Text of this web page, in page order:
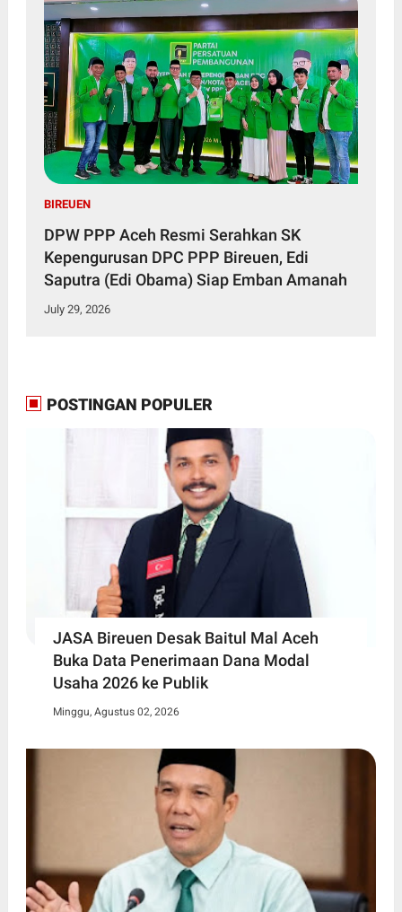
BIREUEN
DPW PPP Aceh Resmi Serahkan SK
Kepengurusan DPC PPP Bireuen, Edi
Saputra (Edi Obama) Siap Emban Amanah
July 29, 2026
POSTINGAN POPULER
JASA Bireuen Desak Baitul Mal Aceh
Buka Data Penerimaan Dana Modal
Usaha 2026 ke Publik
Minggu, Agustus 02, 2026